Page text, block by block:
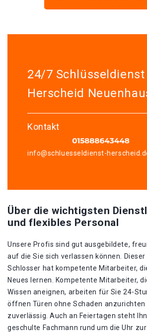
24/7 Schlüsseldienst
Herscheid
Kontakt
info@schluesseldienst-
Über die wichtigsten
und flexibles Personal
Unsere Profis sind gut ausgebildete,
auf die Sie sich verlassen können.
Schlosser hat kompetente Mitarbeiter,
Neues lernen. Kompetente Mitarbeiter,
Wissen aneignen, arbeiten für Sie 24-
öffnen Türen ohne Schaden anzurichten
zuverlässig. Auch an Feiertagen steht
geschulte Fachmann rund um die Uhr